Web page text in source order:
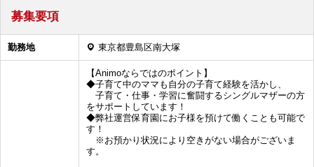
募集要項
勤務地 東京都豊島区南大塚
【Animoならではのポイント】
◆子育て中のママも自分の子育て経験を活かし、
子育て・仕事・学習に奮闘するシングルマザーの方
をサポートしています！
◆弊社運営保育園にお子様を預けて働くことも可能で
す！
※お預かり状況により空きがない場合がございま
す。